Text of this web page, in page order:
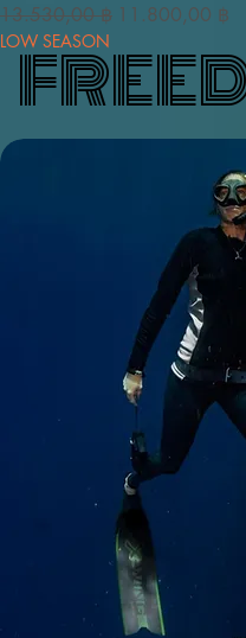
Prezzo regolare
13.530,00 ฿ Prezzo scontato
11.800,00 ฿
LOW SEASON